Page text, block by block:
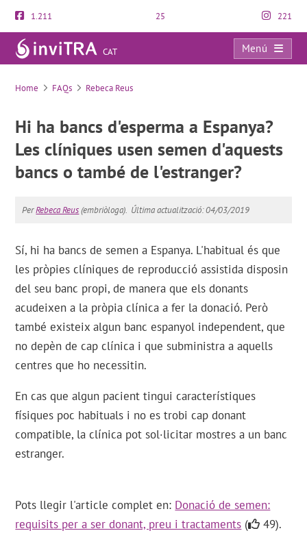
1.211 25 221
CAT
Menú
FAQs
Home FAQs Rebeca Reus
Hi ha bancs d'esperma a Espanya?
Les clíniques usen semen d'aquests
bancs o també de l'estranger?
PerRebeca Reus(embriòloga). Última actualització: 04/03/2019
Sí, hi ha bancs de semen a Espanya. L'habitual és que
les pròpies clíniques de reproducció assistida disposin
del seu banc propi, de manera que els donants
acudeixen a la pròpia clínica a fer la donació. Però
també existeix algun banc espanyol independent, que
no depèn de cap clínica i que subministra a aquells
centres que ho necessitin.
En cas que algun pacient tingui característiques
físiques poc habituals i no es trobi cap donant
compatible, la clínica pot sol·licitar mostres a un banc
estranger.
Pots llegir l'article complet en: Donació de semen:
requisits per a ser donant, preu i tractaments ( 49).